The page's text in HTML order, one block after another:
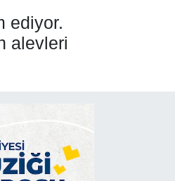
ediyor.
alevleri